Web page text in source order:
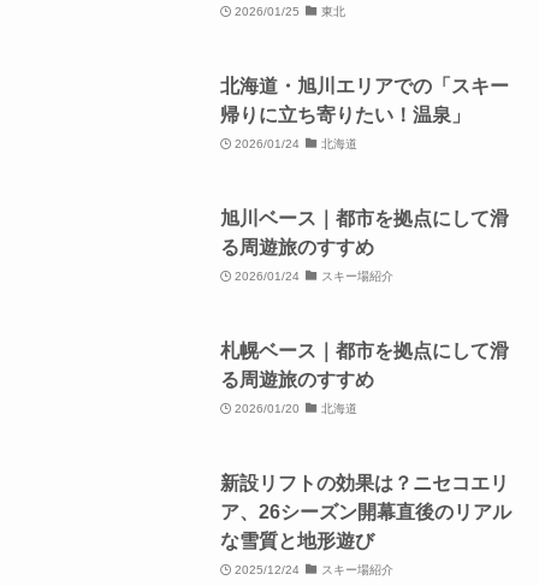
2026/01/25 東北
北海道・旭川エリアでの「スキー
帰りに立ち寄りたい！温泉」
2026/01/24 北海道
旭川ベース｜都市を拠点にして滑
る周遊旅のすすめ
2026/01/24 スキー場紹介
札幌ベース｜都市を拠点にして滑
る周遊旅のすすめ
2026/01/20 北海道
新設リフトの効果は？ニセコエリ
ア、26シーズン開幕直後のリアル
な雪質と地形遊び
2025/12/24 スキー場紹介